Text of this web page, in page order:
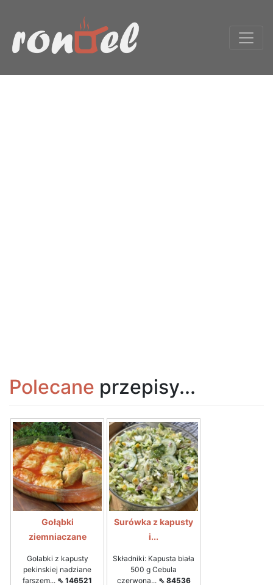
Polecane przepisy...
Gołąbki
ziemniaczane
Golabki z kapusty
pekinskiej nadziane
farszem... ⇖ 146521
Surówka z kapusty
i...
Składniki: Kapusta biała
500 g Cebula
czerwona... ⇖ 84536